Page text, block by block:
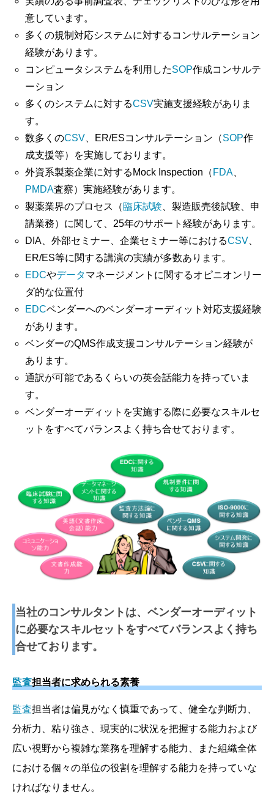
意しています。
多くの規制対応システムに対するコンサルテーション
経験があります。
コンピュータシステムを利用したSOP作成コンサルテ
ーション
多くのシステムに対するCSV実施支援経験がありま
す。
数多くのCSV、ER/ESコンサルテーション（SOP作
成支援等）を実施しております。
外資系製薬企業に対するMock Inspection（ FDA、
PMDA査察）実施経験があります。
製薬業界のプロセス（臨床試験 、製造販売後試験、申
請業務）に関して、25年のサポート経験があります。
DIA、外部セミナー、企業セミナー等におけるCSV、
ER/ES等に関する講演の実績が多数あります。
EDCやデータマネージメントに関するオピニオンリー
ダ的な位置付
EDCベンダーへのベンダーオーディット対応支援経験
があります。
ベンダーのQMS作成支援コンサルテーション経験が
あります。
通訳が可能であるくらいの英会話能力を持っていま
す。
ベンダーオーディットを実施する際に必要なスキルセ
ットをすべてバランスよく持ち合せております。
当社のコンサルタントは、ベンダーオーディット
に必要なスキルセットをすべてバランスよく持ち
合せております。
監査担当者に求められる素養
監査担当者は偏見がなく慎重であって、健全な判断力、
分析力、粘り強さ、現実的に状況を把握する能力および
広い視野から複雑な業務を理解する能力、また組織全体
における個々の単位の役割を理解する能力を持っていな
ければなりません。